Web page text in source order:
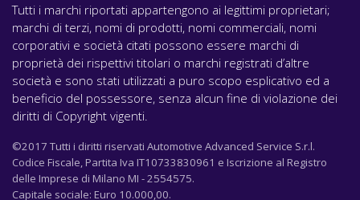
Tutti i marchi riportati appartengono ai legittimi proprietari;
marchi di terzi, nomi di prodotti, nomi commerciali, nomi
corporativi e società citati possono essere marchi di
proprietà dei rispettivi titolari o marchi registrati d’altre
società e sono stati utilizzati a puro scopo esplicativo ed a
beneficio del possessore, senza alcun fine di violazione dei
diritti di Copyright vigenti.
©2017 Tutti i diritti riservati Automotive Advanced Service S.r.l.
Codice Fiscale, Partita Iva IT10733830961 e Iscrizione al Registro
delle Imprese di Milano MI - 2554575.
Capitale sociale: Euro 10.000,00.